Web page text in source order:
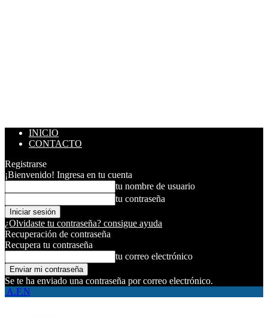
INICIO
CONTACTO
Registrarse
¡Bienvenido! Ingresa en tu cuenta
tu nombre de usuario
tu contraseña
¿Olvidaste tu contraseña? consigue ayuda
Recuperación de contraseña
Recupera tu contraseña
tu correo electrónico
Se te ha enviado una contraseña por correo electrónico.
A.F.N